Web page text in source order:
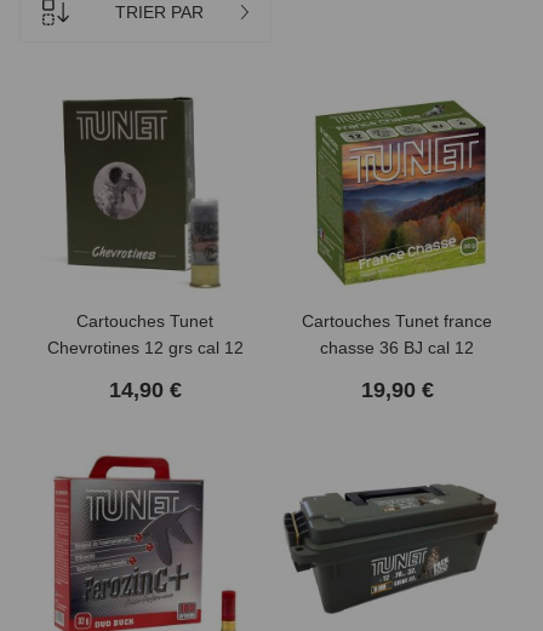
TRIER PAR
Cartouches Tunet
Chevrotines 12 grs cal 12
14,90 €
Cartouches Tunet france
chasse 36 BJ cal 12
19,90 €